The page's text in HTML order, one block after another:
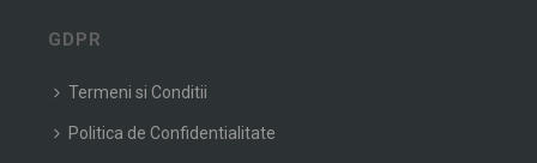
GDPR
Termeni si Conditii
Politica de Confidentialitate